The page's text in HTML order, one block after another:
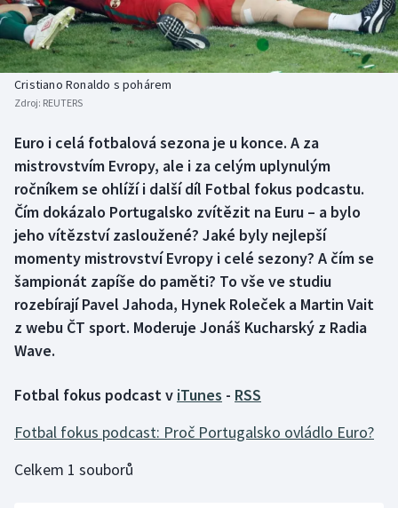
Baseball a softbal
Basketbal
Biatlon
Boby a skeleton
Box
Curling
Dostihy
Florbal
Soutěže
Historické návraty
Aplikace ČT sport
AZ kvíz
Cristiano Ronaldo s pohárem
Zdroj: REUTERS
Euro i celá fotbalová sezona je u konce. A za
mistrovstvím Evropy, ale i za celým uplynulým
ročníkem se ohlíží i další díl Fotbal fokus podcastu.
Čím dokázalo Portugalsko zvítězit na Euru – a bylo
jeho vítězství zasloužené? Jaké byly nejlepší
momenty mistrovství Evropy i celé sezony? A čím se
šampionát zapíše do paměti? To vše ve studiu
rozebírají Pavel Jahoda, Hynek Roleček a Martin Vait
z webu ČT sport. Moderuje Jonáš Kucharský z Radia
Wave.
Fotbal fokus podcast v iTunes - RSS
Fotbal fokus podcast: Proč Portugalsko ovládlo Euro?
Celkem 1 souborů